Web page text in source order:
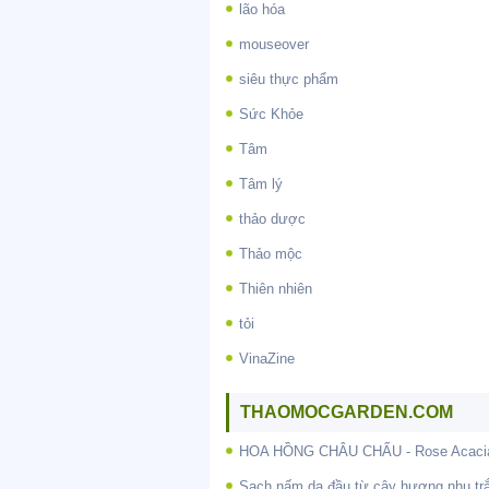
lão hóa
mouseover
siêu thực phẩm
Sức Khỏe
Tâm
Tâm lý
thảo dược
Thảo mộc
Thiên nhiên
tỏi
VinaZine
THAOMOCGARDEN.COM
HOA HỒNG CHÂU CHẤU - Rose